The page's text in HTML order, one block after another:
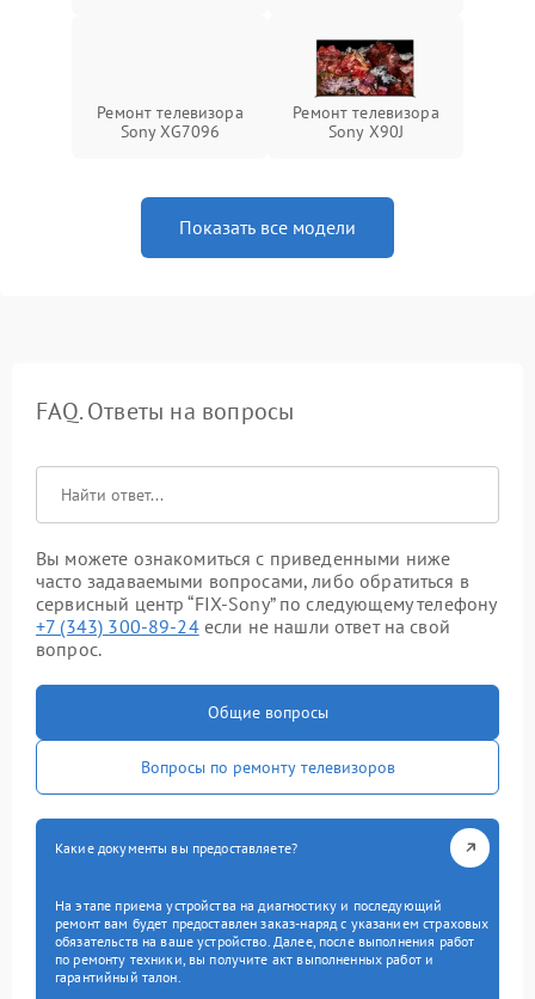
Ремонт телевизора
Sony XG7096
Ремонт телевизора
Sony X90J
Показать все модели
FAQ. Ответы на вопросы
Вы можете ознакомиться с приведенными ниже
часто задаваемыми вопросами, либо обратиться в
сервисный центр “FIX-Sony” по следующему телефону
+7 (343) 300-89-24если не нашли ответ на свой
вопрос.
Общие вопросы
Вопросы по ремонту телевизоров
Какие документы вы предоставляете?
На этапе приема устройства на диагностику и последующий
ремонт вам будет предоставлен заказ-наряд с указанием страховых
обязательств на ваше устройство. Далее, после выполнения работ
по ремонту техники, вы получите акт выполненных работ и
гарантийный талон.